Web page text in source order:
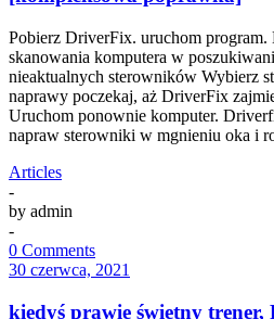
Pobierz DriverFix. uruchom
skanowania komputera w
nieaktualnych sterowników Wybierz
naprawy poczekaj, aż DriverFix
Uruchom ponownie komputer.
napraw sterowniki w mgnieniu oka i
Articles
-
by admin
-
0 Comments
30 czerwca, 2021
kiedyś prawie świetny trener,